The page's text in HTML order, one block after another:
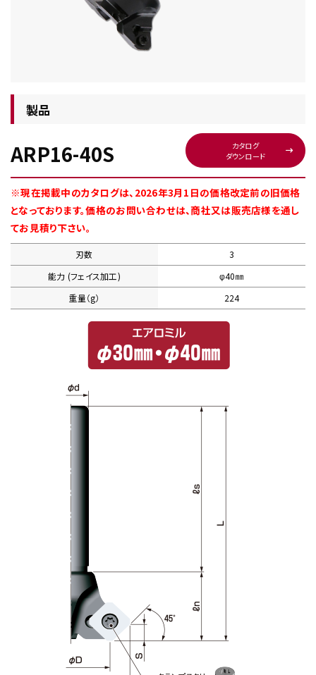
工具・部品一覧
生産終了品
製品
ARP16-40S
カタログ
ダウンロード
※現在掲載中のカタログは、2026年3月1日の価格改定前の旧価格
となっております。価格のお問い合わせは、商社又は販売店様を通し
てお見積り下さい。
刃数
3
能力 (フェイス加工)
φ40㎜
重量（g）
224